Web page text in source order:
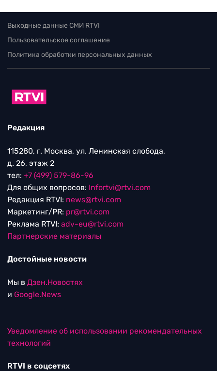
Выходные данные СМИ RTVI
Пользовательское соглашение
Политика обработки персональных данных
Редакция
115280, г. Москва, ул. Ленинская слобода,
д. 26, этаж 2
тел: +7 (499) 579-86-96
Для общих вопросов: Infortvi@rtvi.com
Редакция RTVI: news@rtvi.com
Маркетинг/PR: pr@rtvi.com
Реклама RTVI: adv-eu@rtvi.com
Партнерские материалы
Достойные новости
Мы в Дзен.Новостях
и Google.News
Уведомление об использовании рекомендательных
технологий
RTVI в соцсетях